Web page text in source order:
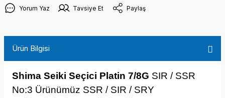
Yorum Yaz Tavsiye Et Paylaş
Ürün Bilgisi
Shima Seiki Seçici Platin 7/8G SIR / SSR
No:3 Ürünümüz SSR / SIR / SRY